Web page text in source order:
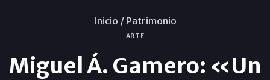
Inicio / Patrimonio
ARTE
Miguel Á. Gamero: «Un